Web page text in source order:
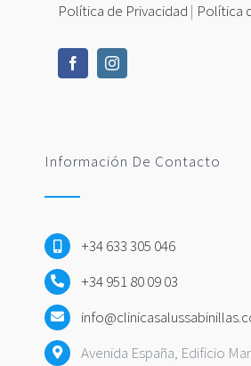
Política de Privacidad | Política
Información De Contacto
+34 633 305 046
+34 951 80 09 03
Avenida España, Edificio